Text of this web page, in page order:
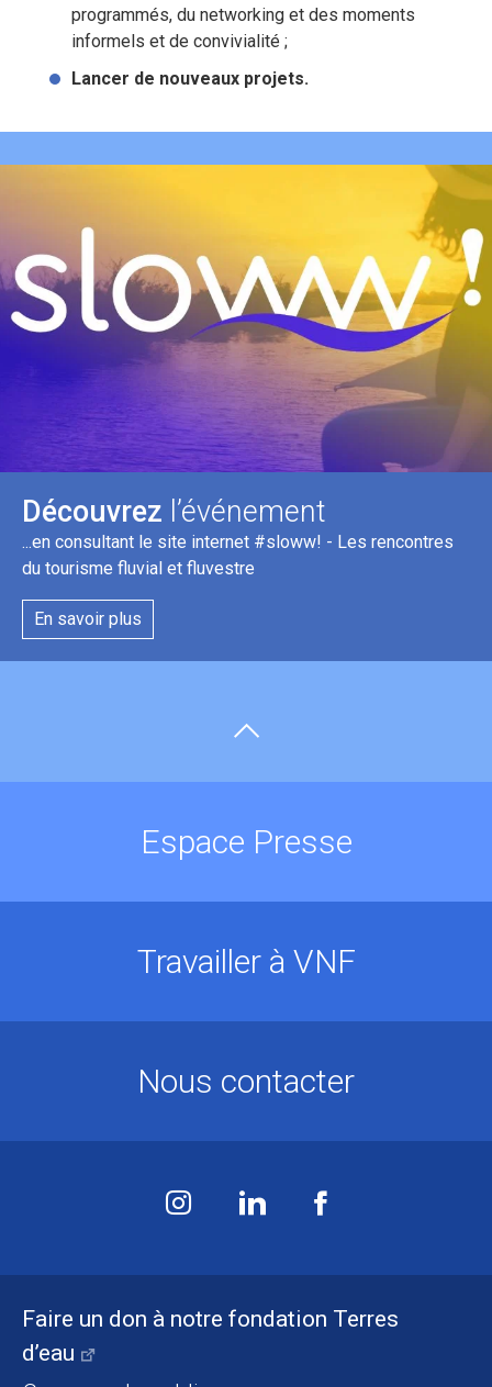
programmés, du networking et des moments
informels et de convivialité ;
Lancer de nouveaux projets.
Découvrez l’événement
...en consultant le site internet #sloww! - Les rencontres
du tourisme fluvial et fluvestre
En savoir plus
Faire un don à notre fondation Terres
d’eau
Espace Presse
Travailler à VNF
Nous contacter